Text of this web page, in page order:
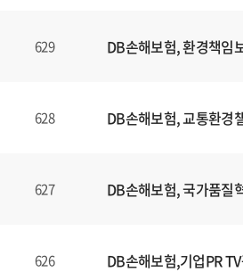
629 DB손해보험, 환경책임
628 DB손해보험, 교통환경
627 DB손해보험, 국가품질
626 DB손해보험,기업PR